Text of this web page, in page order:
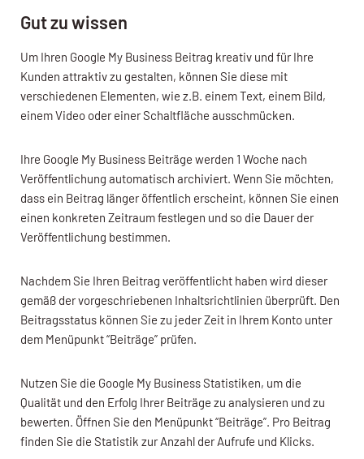
Gut zu wissen
Um Ihren Google My Business Beitrag kreativ und für Ihre
Kunden attraktiv zu gestalten, können Sie diese mit
verschiedenen Elementen, wie z.B. einem Text, einem Bild,
einem Video oder einer Schaltfläche ausschmücken.
Ihre Google My Business Beiträge werden 1 Woche nach
Veröffentlichung automatisch archiviert. Wenn Sie möchten,
dass ein Beitrag länger öffentlich erscheint, können Sie einen
einen konkreten Zeitraum festlegen und so die Dauer der
Veröffentlichung bestimmen.
Nachdem Sie Ihren Beitrag veröffentlicht haben wird dieser
gemäß der vorgeschriebenen Inhaltsrichtlinien überprüft. Den
Beitragsstatus können Sie zu jeder Zeit in Ihrem Konto unter
dem Menüpunkt “Beiträge” prüfen.
Nutzen Sie die Google My Business Statistiken, um die
Qualität und den Erfolg Ihrer Beiträge zu analysieren und zu
bewerten. Öffnen Sie den Menüpunkt “Beiträge”. Pro Beitrag
finden Sie die Statistik zur Anzahl der Aufrufe und Klicks.